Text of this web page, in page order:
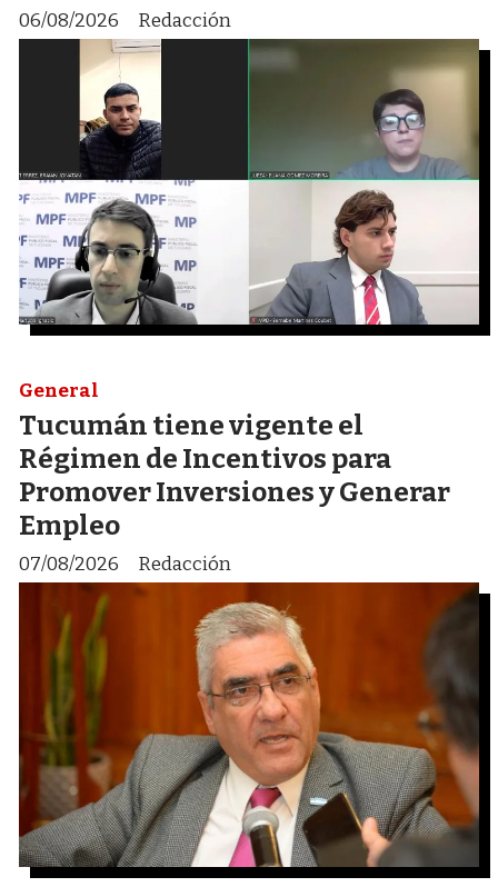
Redacción
06/08/2026
Tucumán tiene vigente el
Régimen de Incentivos para
Promover Inversiones y Generar
Empleo
Redacción
General
07/08/2026